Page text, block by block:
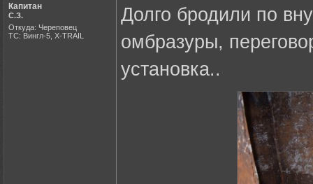
Капитан
С.З.
Откуда: Череповец
ТС: Вингл-5, X-TRAIL
Долго бродили по
омбразуры,
установка..